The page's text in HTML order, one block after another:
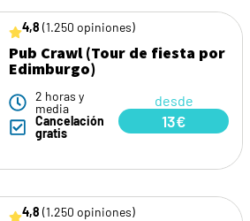
4,8 (1.250 opiniones)
Pub Crawl (Tour de fiesta por
Edimburgo)
2 horas y
media
Cancelación
gratis
desde
13€
4,8 (1.250 opiniones)